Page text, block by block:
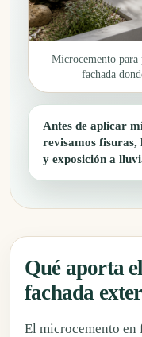
Microcemento para
fachada
Antes de aplicar
revisamos fisuras,
y exposición a
Qué aporta
fachada
El microcemento en